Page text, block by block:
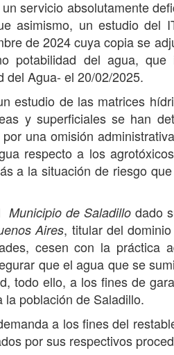
servicio absolutamente
asimismo, un estudio del
de 2024 cuya copia se
potabilidad del agua,
del Agua- el 20/02/2025.
estudio de las matrices
y superficiales se han
una omisión
respecto a los
a la situación de riesgo
Municipio de Saladillo dado
Aires, titular del
cesen con la práctica
que el agua que se
todo ello, a los fines de
población de Saladillo.
a los fines del
por sus respectivos